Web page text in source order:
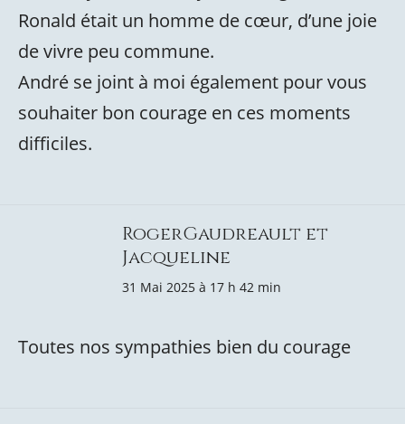
Ronald était un homme de cœur, d’une joie
de vivre peu commune.
André se joint à moi également pour vous
souhaiter bon courage en ces moments
difficiles.
RogerGaudreault et
Jacqueline
31 Mai 2025 à 17 h 42 min
Toutes nos sympathies bien du courage